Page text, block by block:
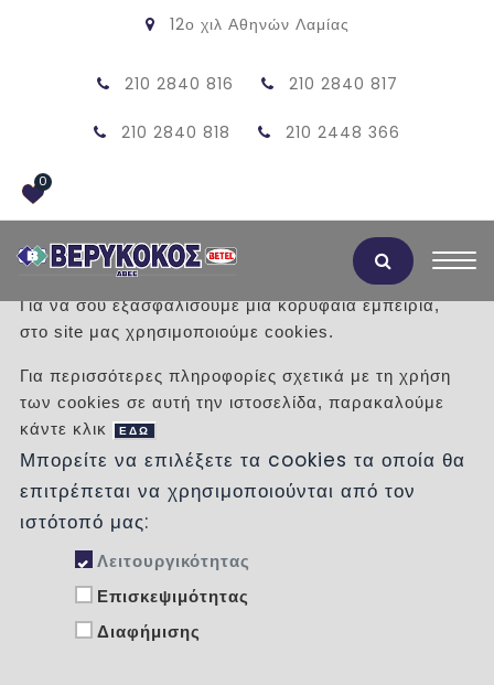
12ο χιλ Αθηνών Λαμίας
210 2840 816 210 2840 817
210 2840 818 210 2448 366
0
/ Προϊόντα /
ΠΡΟΙΟΝΤΑ ΤΣΙΜΕΝΤΟΥ
ΦΡΕΑΤΙΑ
ΚΑΠΑΚΙΑ ΚΑΙ ΣΧΑΡΕΣ ΜΑΝΤΕΜΙ D400
Αποδοχή Cookies
Για να σου εξασφαλίσουμε μια κορυφαία εμπειρία,
στο site μας χρησιμοποιούμε cookies.
Για περισσότερες πληροφορίες σχετικά με τη χρήση
των cookies σε αυτή την ιστοσελίδα, παρακαλούμε
κάντε κλικ
ΕΔΩ
Μπορείτε να επιλέξετε τα cookies τα οποία θα
επιτρέπεται να χρησιμοποιούνται από τον
ιστότοπό μας:
Λειτουργικότητας
Επισκεψιμότητας
Διαφήμισης